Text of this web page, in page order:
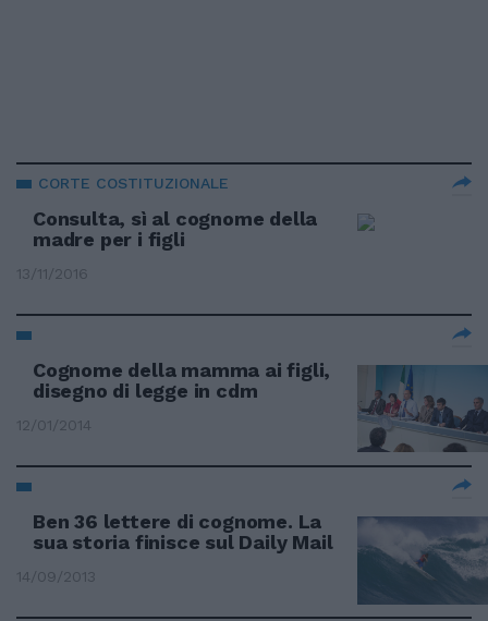
CORTE COSTITUZIONALE
Consulta, sì al cognome della
madre per i figli
13/11/2016
Cognome della mamma ai figli,
disegno di legge in cdm
12/01/2014
Ben 36 lettere di cognome. La
sua storia finisce sul Daily Mail
14/09/2013